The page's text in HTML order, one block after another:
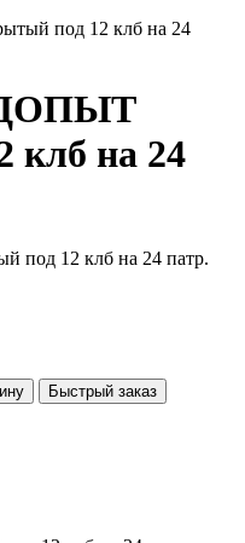
под 12 клб на 24
клб на 24
Быстрый заказ